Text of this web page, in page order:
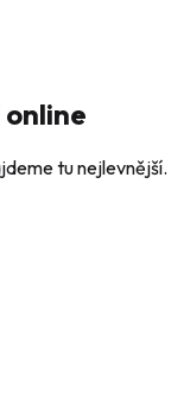
online
tu nejlevnější.